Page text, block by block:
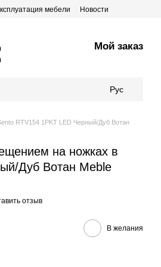
мебели
Новости
Мой заказ
Рус
RTV154 1PKT LED Черный/Дуб Вотан
на ножках в
Дуб Вотан Meble
отзыв
В желания